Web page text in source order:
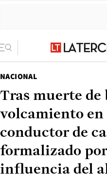
NACIONAL
Tras muerte de
volcamiento
conductor de
formalizado
influencia del